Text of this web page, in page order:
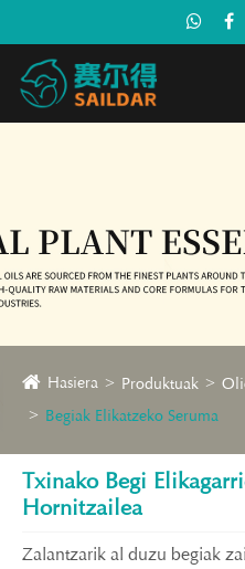
Hasiera Produktuak
Begiak Elikatzeko Seruma
Txinako Begi
Hornitzailea
Zalantzarik al duzu begiak